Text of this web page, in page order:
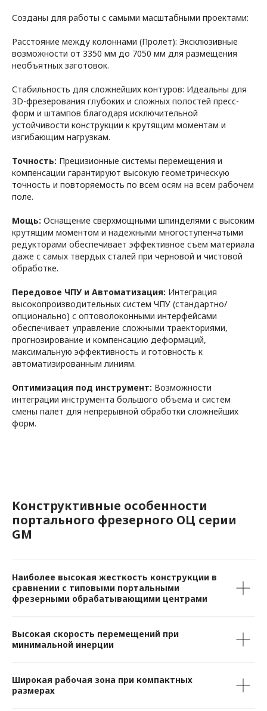
Созданы для работы с самыми масштабными проектами:
Расстояние между колоннами (Пролет): Эксклюзивные
возможности от 3350 мм до 7050 мм для размещения
необъятных заготовок.
Стабильность для сложнейших контуров: Идеальны для
3D-фрезерования глубоких и сложных полостей пресс-
форм и штампов благодаря исключительной
устойчивости конструкции к крутящим моментам и
изгибающим нагрузкам.
Точность: Прецизионные системы перемещения и
компенсации гарантируют высокую геометрическую
точность и повторяемость по всем осям на всем рабочем
поле.
Мощь: Оснащение сверхмощными шпинделями с высоким
крутящим моментом и надежными многоступенчатыми
редукторами обеспечивает эффективное съем материала
даже с самых твердых сталей при черновой и чистовой
обработке.
Передовое ЧПУ и Автоматизация: Интеграция
высокопроизводительных систем ЧПУ (стандартно/
опционально) с оптоволоконными интерфейсами
обеспечивает управление сложными траекториями,
прогнозирование и компенсацию деформаций,
максимальную эффективность и готовность к
автоматизированным линиям.
Оптимизация под инструмент: Возможности
интеграции инструмента большого объема и систем
смены палет для непрерывной обработки сложнейших
форм.
Конструктивные особенности
портального фрезерного ОЦ серии
GM
Наиболее высокая жесткость конструкции в
сравнении с типовыми портальными
фрезерными обрабатывающими центрами
Высокая скорость перемещений при
минимальной инерции
Широкая рабочая зона при компактных
размерах